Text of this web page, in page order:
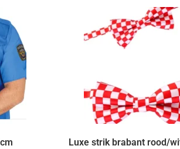
Luxe strik brabant rood/